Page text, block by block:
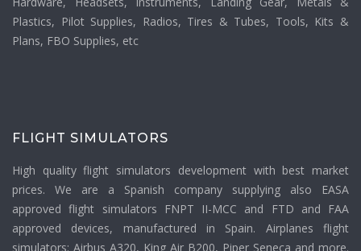
Plastics, Pilot Supplies, Radios, Tires & Tubes, Tools, Kits &
Plans, FBO Supplies, etc
FLIGHT SIMULATORS
High quality flight simulators development with best market
prices. We are a Spanish company supplying also EASA
approved flight simulators FNPT II-MCC and FTD and FAA
approved devices, manufactured in Spain. Airplanes flight
simulators: Airbus A320, King Air B200, Piper Seneca and more.